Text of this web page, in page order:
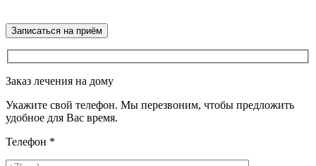
Заказ лечения на дому
Укажите свой телефон. Мы перезвоним, чтобы предложить
удобное для Вас время.
Телефон *